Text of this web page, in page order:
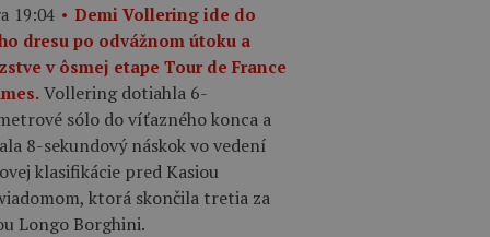
19:04
Demi Vollering ide do
dresu po odvážnom útoku a
v ôsmej etape Tour de France
Vollering dotiahla 6-
sólo do víťazného konca a
8-sekundový náskok vo vedení
klasifikácie pred Kasiou
ktorá skončila tretia za
Longo Borghini.